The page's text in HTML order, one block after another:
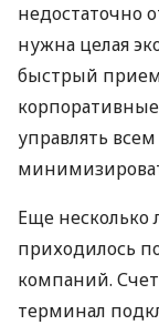
недостаточно
нужна целая
быстрый прием
управлять
Еще несколько
приходилось
компаний.
терминал